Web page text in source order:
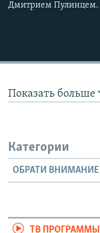
Дмитрием Пулинцем.
Показать больше
Категории
ОБРАТИ ВНИМАНИЕ
ТВ ПРОГРАММЫ